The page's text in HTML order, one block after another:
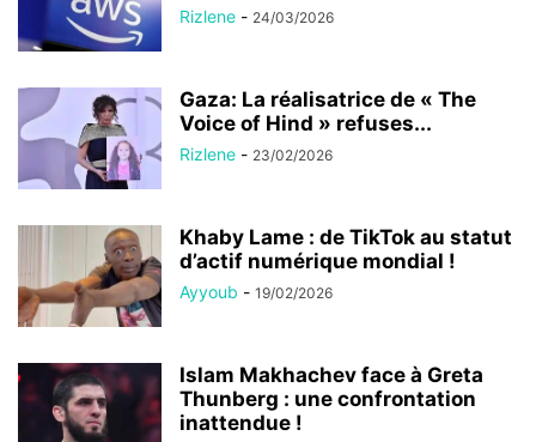
Rizlene - 24/03/2026
Gaza: La réalisatrice de « The
Voice of Hind » refuses...
Rizlene - 23/02/2026
Khaby Lame : de TikTok au statut
d’actif numérique mondial !
Ayyoub - 19/02/2026
Islam Makhachev face à Greta
Thunberg : une confrontation
inattendue !